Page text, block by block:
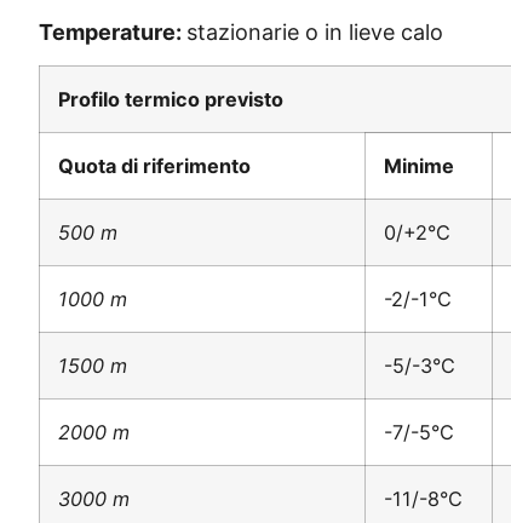
Temperature: stazionarie o in lieve calo
Profilo termico previsto
Quota di riferimento Minime
500 m 0/+2°C
1000 m -2/-1°C
1500 m -5/-3°C
2000 m -7/-5°C
3000 m -11/-8°C